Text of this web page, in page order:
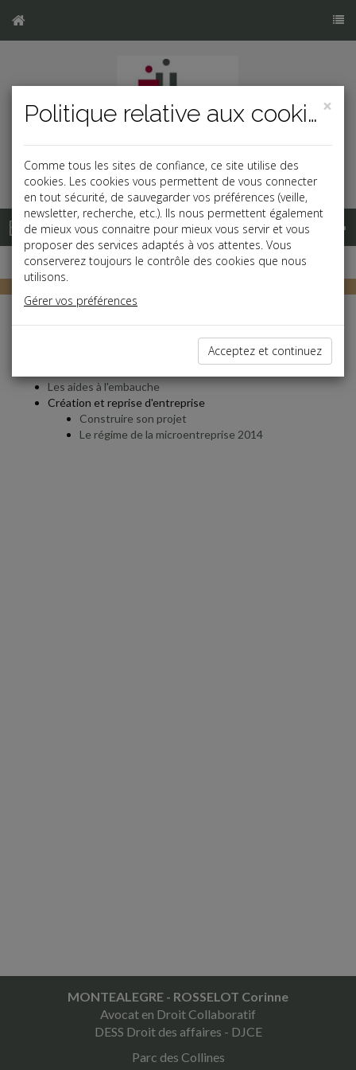
Base documentaire
Documents du dirigeant
Les aides à l'embauche
Création et reprise d'entreprise
Construire son projet
Le régime de la microentreprise 2014
MONTEALEGRE - ROSSELOT Corinne
Avocat en Droit Collaboratif
DESS Droit des affaires - DJCE
Parc des Collines
×
Politique relative aux cookies
Comme tous les sites de confiance, ce site utilise des
cookies. Les cookies vous permettent de vous connecter
en tout sécurité, de sauvegarder vos préférences (veille,
newsletter, recherche, etc.). Ils nous permettent également
de mieux vous connaitre pour mieux vous servir et vous
proposer des services adaptés à vos attentes. Vous
conserverez toujours le contrôle des cookies que nous
utilisons.
Gérer vos préférences
Acceptez et continuez